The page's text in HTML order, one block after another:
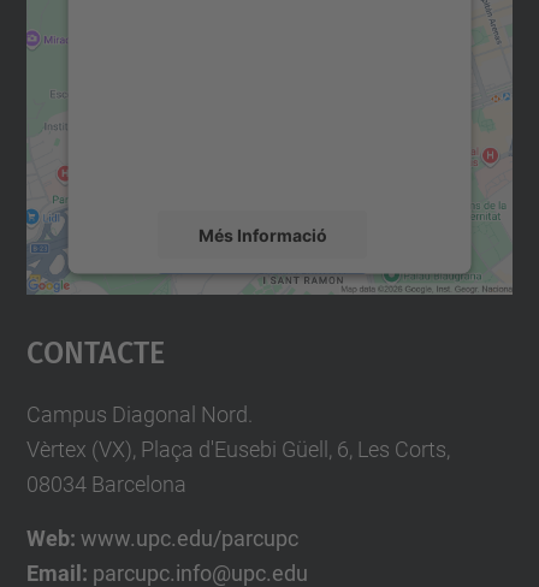
Més Informació
Accepta
powered by
Contacte
Campus Diagonal Nord.
Vèrtex (VX), Plaça d'Eusebi Güell, 6, Les Corts,
08034 Barcelona
Web: www.upc.edu/parcupc
Email: parcupc.info@upc.edu